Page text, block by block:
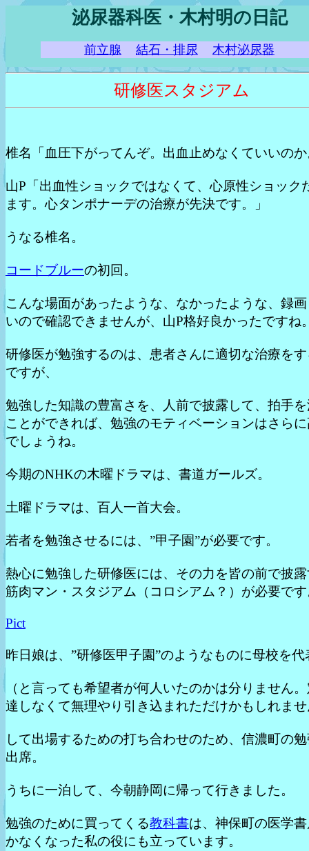
泌尿器科医・木村明の日記
前立腺 結石・排尿 木村泌尿器
研修医スタジアム
椎名「血圧下がってんぞ。出血止めなくていいの
山P「出血性ショックではなくて、心原性ショック
ます。心タンポナーデの治療が先決です。」
うなる椎名。
コードブルーの初回。
こんな場面があったような、なかったような、録
いので確認できませんが、山P格好良かったですね
研修医が勉強するのは、患者さんに適切な治療を
ですが、
勉強した知識の豊富さを、人前で披露して、拍手
ことができれば、勉強のモティベーションはさら
でしょうね。
今期のNHKの木曜ドラマは、書道ガールズ。
土曜ドラマは、百人一首大会。
若者を勉強させるには、”甲子園”が必要です。
熱心に勉強した研修医には、その力を皆の前で披
筋肉マン・スタジアム（コロシアム？）が必要で
Pict
昨日娘は、”研修医甲子園”のようなものに母校を代
（と言っても希望者が何人いたのかは分りません
達しなくて無理やり引き込まれただけかもしれま
して出場するための打ち合わせのため、信濃町の
出席。
うちに一泊して、今朝静岡に帰って行きました。
勉強のために買ってくる教科書は、神保町の医学
かなくなった私の役にも立っています。